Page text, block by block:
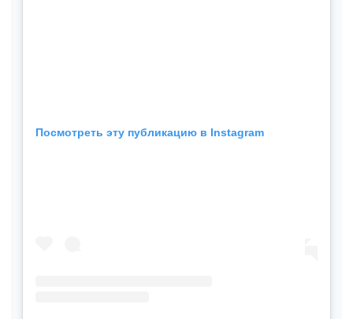
Посмотреть эту публикацию в Instagram